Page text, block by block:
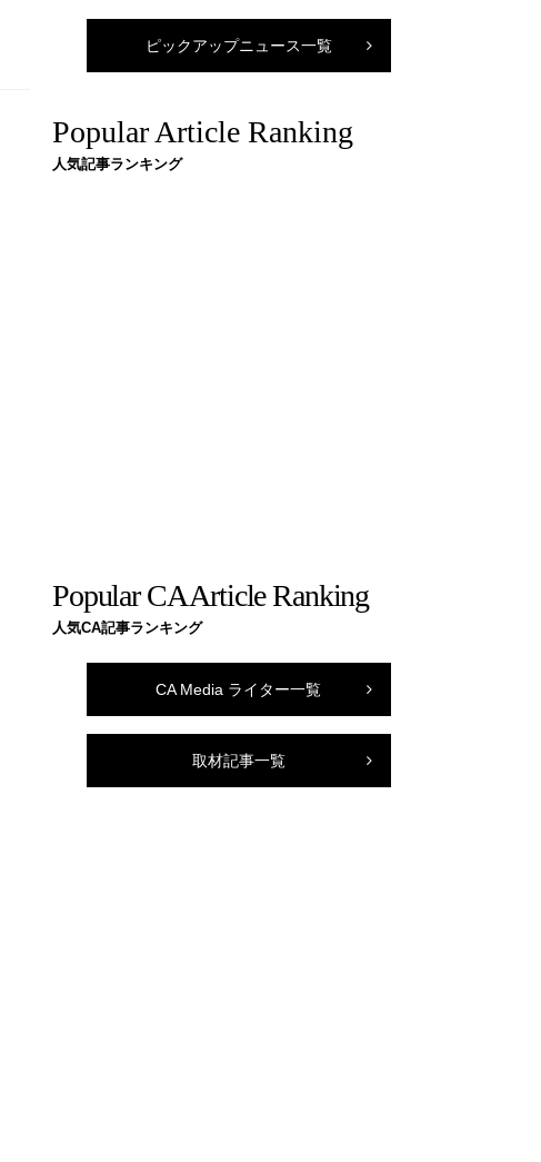
ピックアップニュース一覧
Popular Article Ranking
人気記事ランキング
Popular CA Article Ranking
人気CA記事ランキング
CA Media ライター一覧
取材記事一覧